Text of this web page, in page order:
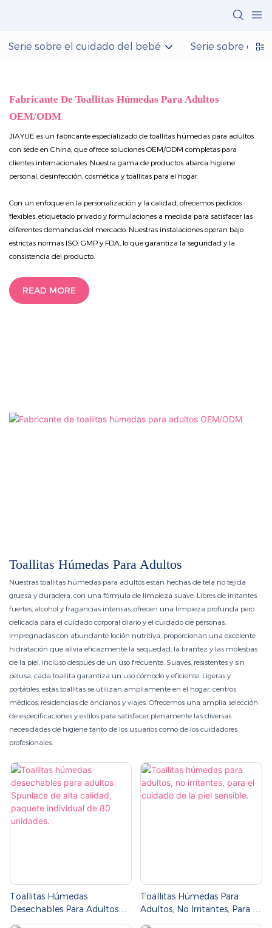
Serie sobre el cuidado del bebé Serie sobre el
Fabricante De Toallitas Húmedas Para Adultos
OEM/ODM
JIAYUE es un fabricante especializado de toallitas húmedas para adultos
con sede en China, que ofrece soluciones OEM/ODM completas para
clientes internacionales. Nuestra gama de productos abarca higiene
personal, desinfección, cosmética y toallitas para el hogar.
Con un enfoque en la personalización y la calidad, ofrecemos pedidos
flexibles, etiquetado privado y formulaciones a medida para satisfacer las
diferentes demandas del mercado. Nuestras instalaciones operan bajo
estrictas normas ISO, GMP y FDA, lo que garantiza la seguridad y la
consistencia del producto.
READ MORE
Toallitas Húmedas Para Adultos
Nuestras toallitas húmedas para adultos están hechas de tela no tejida
gruesa y duradera, con una fórmula de limpieza suave. Libres de irritantes
fuertes, alcohol y fragancias intensas, ofrecen una limpieza profunda pero
delicada para el cuidado corporal diario y el cuidado de personas.
Impregnadas con abundante loción nutritiva, proporcionan una excelente
hidratación que alivia eficazmente la sequedad, la tirantez y las molestias
de la piel, incluso después de un uso frecuente. Suaves, resistentes y sin
pelusa, cada toallita garantiza un uso cómodo y eficiente. Ligeras y
portátiles, estas toallitas se utilizan ampliamente en el hogar, centros
médicos, residencias de ancianos y viajes. Ofrecemos una amplia selección
de especificaciones y estilos para satisfacer plenamente las diversas
necesidades de higiene tanto de los usuarios como de los cuidadores
profesionales.
Toallitas Húmedas
Desechables Para Adultos
Spunlace De Alta Calidad,
Toallitas Húmedas Para
Adultos, No Irritantes, Para El
Cuidado De La Piel Sensible.